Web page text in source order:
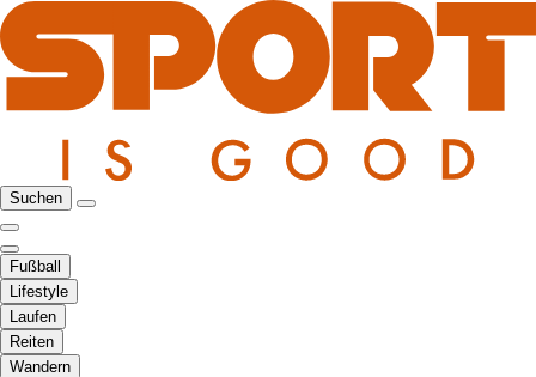
Suchen
Fußball
Lifestyle
Laufen
Reiten
Wandern